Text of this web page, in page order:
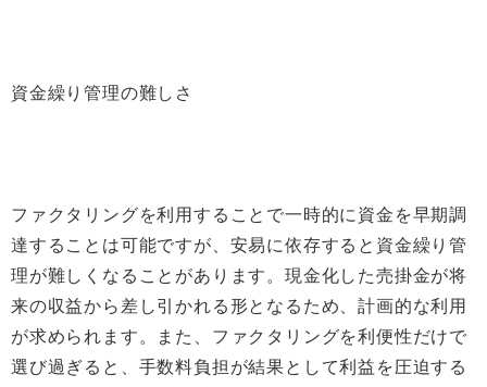
資金繰り管理の難しさ
ファクタリングを利用することで一時的に資金を早期調
達することは可能ですが、安易に依存すると資金繰り管
理が難しくなることがあります。現金化した売掛金が将
来の収益から差し引かれる形となるため、計画的な利用
が求められます。また、ファクタリングを利便性だけで
選び過ぎると、手数料負担が結果として利益を圧迫する